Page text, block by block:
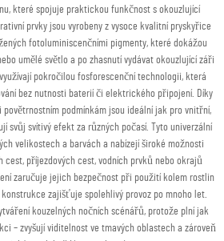
které spojuje praktickou funkčnost s okouzlující
prvky jsou vyrobeny z vysoce kvalitní pryskyřice
fotoluminiscenčními pigmenty, které dokážou
umělé světlo a po zhasnutí vydávat okouzlující záři
pokročilou fosforescenční technologii, která
bez nutnosti baterií či elektrického připojení. Díky
podmínkám jsou ideální jak pro vnitřní,
svůj svítivý efekt za různých počasí. Tyto univerzální
velikostech a barvách a nabízejí široké možnosti
cest, příjezdových cest, vodních prvků nebo okrajů
zaručuje jejich bezpečnost při použití kolem rostlin
zajišťuje spolehlivý provoz po mnoho let.
kouzelných nočních scénářů, protože plní jak
– zvyšují viditelnost ve tmavých oblastech a zároveň